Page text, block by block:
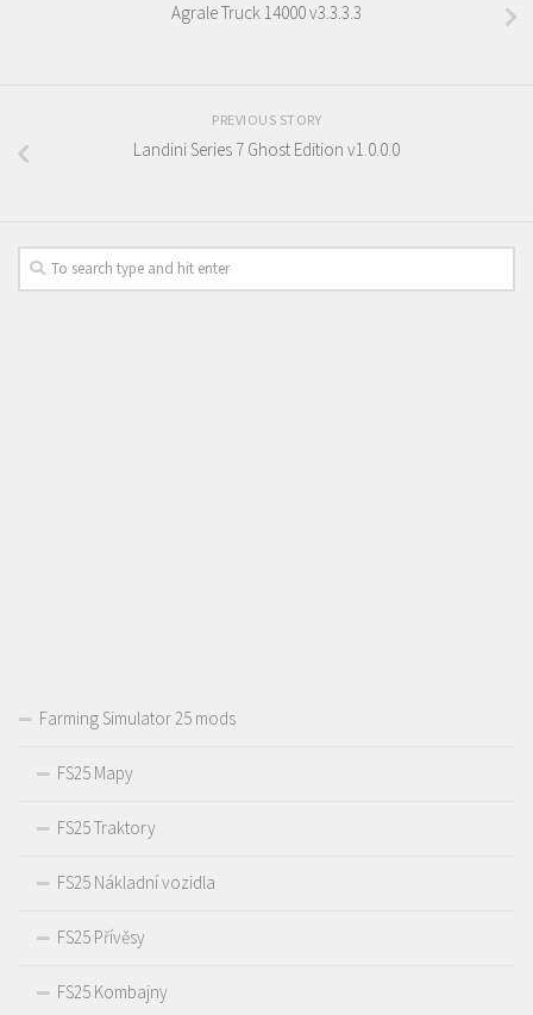
Agrale Truck 14000 v3.3.3.3
PREVIOUS STORY
Landini Series 7 Ghost Edition v1.0.0.0
Farming Simulator 25 mods
FS25 Mapy
FS25 Traktory
FS25 Nákladní vozidla
FS25 Přívěsy
FS25 Kombajny